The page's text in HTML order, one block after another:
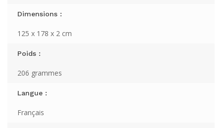
Dimensions :
125 x 178 x 2 cm
Poids :
206 grammes
Langue :
Français